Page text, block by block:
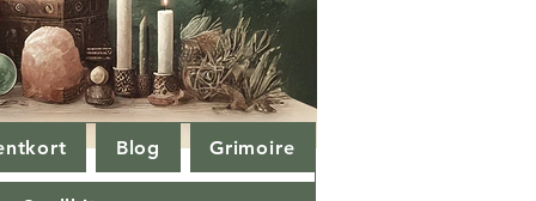
Blog Grimoire